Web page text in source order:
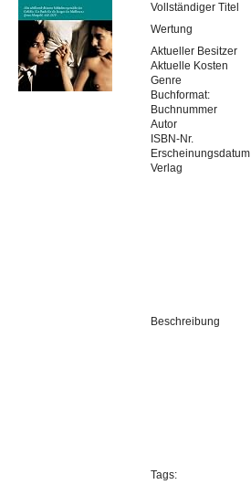
Vollständiger Titel
Wertung
Aktueller Besitzer
Aktuelle Kosten
Genre
Buchformat:
Buchnummer
Autor
ISBN-Nr.
Erscheinungsdatum
Verlag
Beschreibung
Tags: